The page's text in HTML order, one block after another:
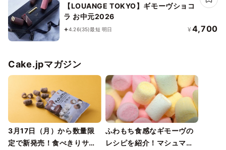
【LOUANGE TOKYO】ギモーヴショコ
ラ お中元2026
4.26(35)最短 明日 ¥ 4,700
Cake.jpマガジン
3月17日（月）から数量限
定で新発売！食べきりサイ
ふわもち食感なギモーヴの
レシピを紹介！マシュマロ